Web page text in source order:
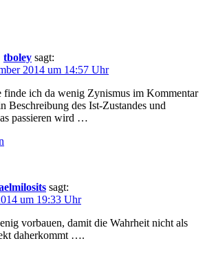
tboley sagt:
2014 um 14:57 Uhr
finde ich da wenig Zynismus im Kommentar
Beschreibung des Ist-Zustandes und
passieren wird …
sagt:
um 19:33 Uhr
vorbauen, damit die Wahrheit nicht als
daherkommt ….